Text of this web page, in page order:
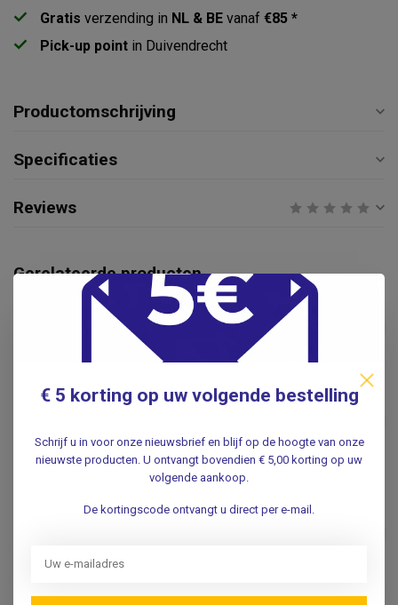
Gratis verzending in NL & BE vanaf €85 *
Pick-up point in Duivendrecht
Productomschrijving
Specificaties
Reviews
Gerelateerde producten
Betadine Zalfgaas
KLINION
.
Smith & Nephew Jelonet
.
€ 5 korting op uw volgende bestelling
Schrijf u in voor onze nieuwsbrief en blijf op de hoogte van onze
nieuwste producten. U ontvangt bovendien € 5,00 korting op uw
volgende aankoop.
De kortingscode ontvangt u direct per e-mail.